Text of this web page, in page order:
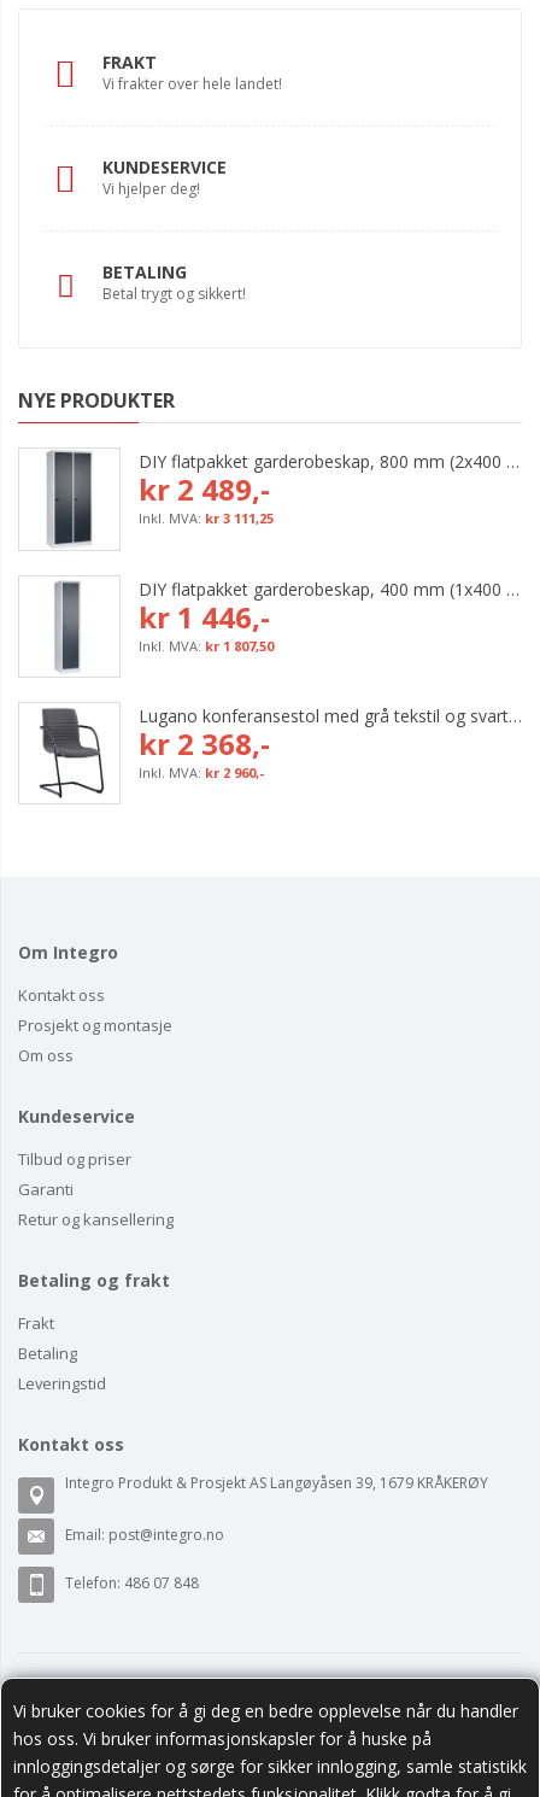
Vi bruker cookies for å gi deg en bedre opplevelse når du handler
hos oss. Vi bruker informasjonskapsler for å huske på
innloggingsdetaljer og sørge for sikker innlogging, samle statistikk
FRAKT
Vi frakter over hele landet!
KUNDESERVICE
Vi hjelper deg!
BETALING
Betal trygt og sikkert!
NYE PRODUKTER
DIY flatpakket garderobeskap, 800 mm (2x400 mm = 2 rom)
kr 2 489,-
kr 3 111,25
DIY flatpakket garderobeskap, 400 mm (1x400 mm = 1 rom)
kr 1 446,-
kr 1 807,50
Lugano konferansestol med grå tekstil og svart bøyleunderstell
kr 2 368,-
kr 2 960,-
Om Integro
Kontakt oss
Prosjekt og montasje
Om oss
Kundeservice
Tilbud og priser
Garanti
Retur og kansellering
Betaling og frakt
Frakt
Betaling
Leveringstid
Kontakt oss
Integro Produkt & Prosjekt AS Langøyåsen 39, 1679 KRÅKERØY
Email: post@integro.no
Telefon: 486 07 848